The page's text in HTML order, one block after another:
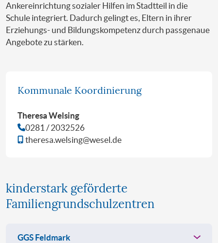
Ankereinrichtung sozialer Hilfen im Stadtteil in die
Schule integriert. Dadurch gelingt es, Eltern in ihrer
Erziehungs- und Bildungskompetenz durch passgenaue
Angebote zu stärken.
Kommunale Koordinierung
Theresa Welsing
0281 / 2032526
theresa.welsing@wesel.de
kinderstark geförderte
Familiengrundschulzentren
GGS Feldmark